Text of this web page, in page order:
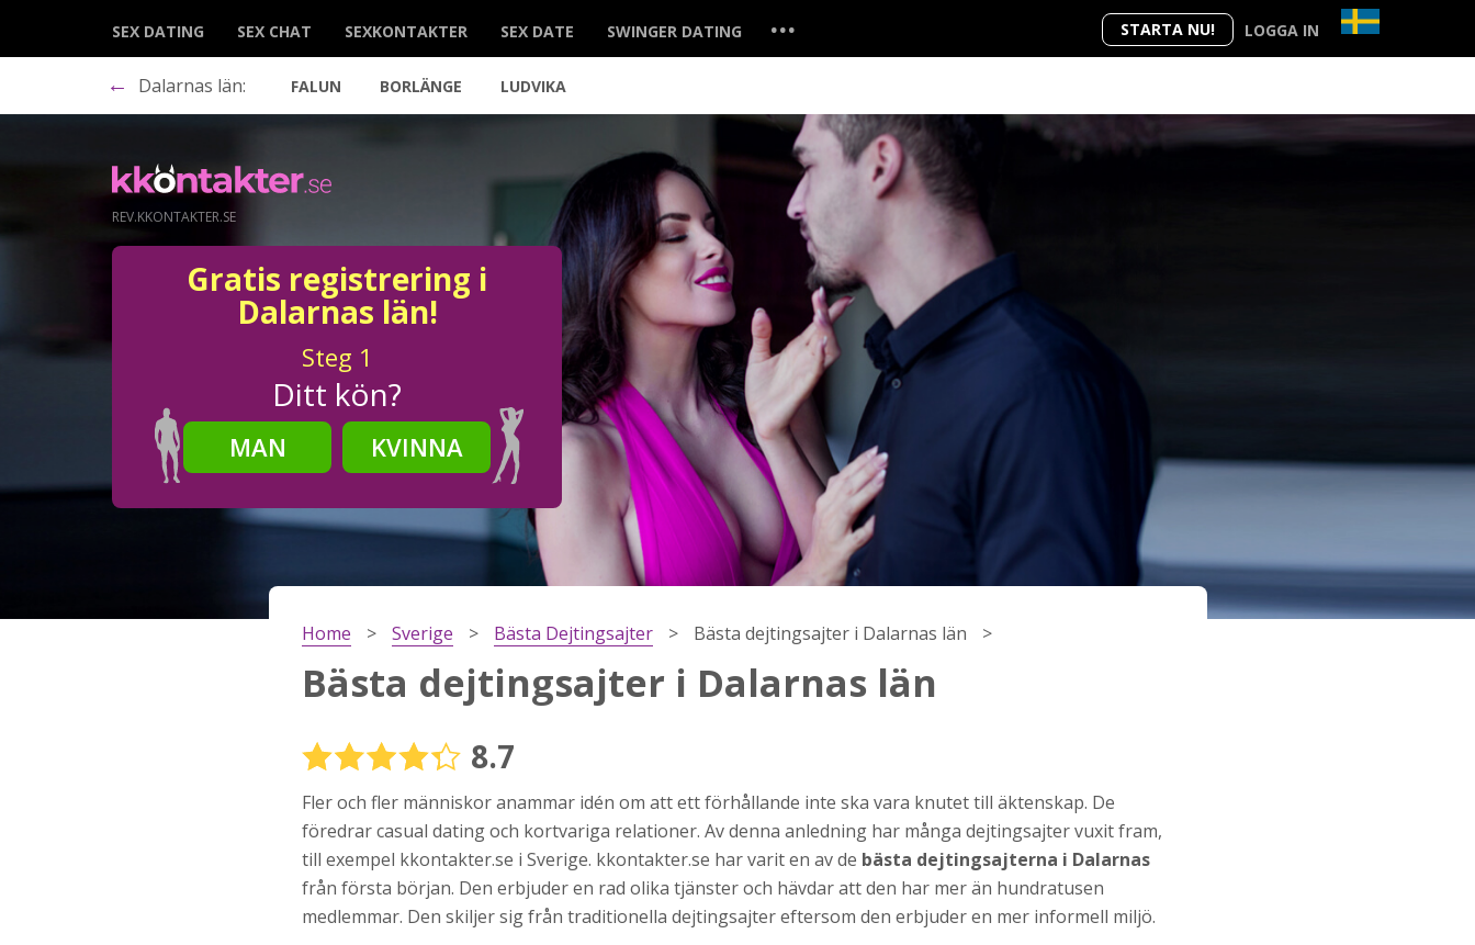
STARTA NU! LOGGA IN
SEX DATING SEX CHAT SEXKONTAKTER SEX DATE SWINGER DATING ...
← Dalarnas län: FALUN BORLÄNGE LUDVIKA
REV.KKONTAKTER.SE
Gratis registrering i
Dalarnas län!
Steg 1
Ditt kön?
MAN
KVINNA
Steg2
Ditt födelsedatum?
Steg
Din mailadress?
Genom att registrera godkänner jagVillkorenoch
. Jag godkänner att ta emot
information och reklam via e-post från hemsidans
operatörer. Jag kan dra tillbaka godkännande när jag
STARTA NU!
Home Sverige Bästa Dejtingsajter Bästa dejtingsajter i Dalarnas län
Bästa dejtingsajter i Dalarnas län
8.7
Fler och fler människor anammar idén om att ett förhållande inte ska vara knutet till äktenskap. De
föredrar casual dating och kortvariga relationer. Av denna anledning har många dejtingsajter vuxit fram,
till exempel kkontakter.se i Sverige. kkontakter.se har varit en av de bästa dejtingsajterna i Dalarnas
från första början. Den erbjuder en rad olika tjänster och hävdar att den har mer än hundratusen
medlemmar. Den skiljer sig från traditionella dejtingsajter eftersom den erbjuder en mer informell miljö.